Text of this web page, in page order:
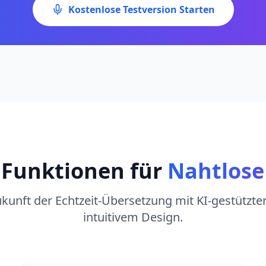
Kostenlose Testversion Starten
für
der Echtzeit-Übersetzung mit KI-
intuitivem Design.